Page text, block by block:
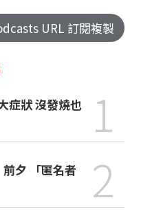
URL 訂閱複製
1
夕 「匿名者
2